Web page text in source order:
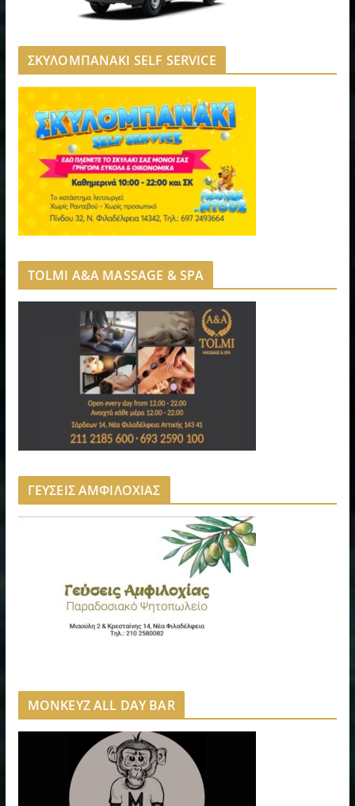
ΣΚΥΛΟΜΠΑΝΑΚΙ SELF SERVICE
TOLMI A&A MASSAGE & SPA
ΓΕΥΣΕΙΣ ΑΜΦΙΛΟΧΙΑΣ
MONKEYZ ALL DAY BAR